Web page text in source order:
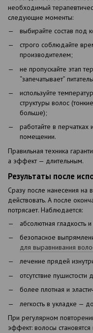
необходимый
следующие моменты:
выбирайте состав под
строго соблюдайте
производителем;
не пропускайте этап
“запечатывает”
используйте
структуры волос
больше);
работайте в
помещении.
Правильная техника
а эффект — длительным.
Результаты после
Сразу после нанесения на
действовать. А после
потрясает. Наблюдается:
абсолютная гладкость
безопасное
для выравнивания
лечение прядей
отсутствие
более плотная и
легкость в укладке —
При регулярном
эффект: волосы